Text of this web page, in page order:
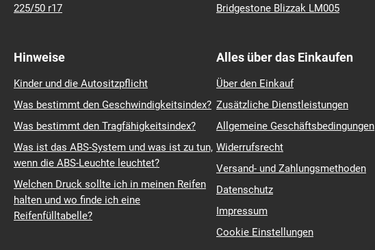
225/50 r17
Bridgestone Blizzak LM005
Hinweise
Kinder und die Autositzpflicht
Was bestimmt den Geschwindigkeitsindex?
Was bestimmt den Tragfähigkeitsindex?
Was ist das ABS-System und was ist zu tun,
wenn die ABS-Leuchte leuchtet?
Welchen Druck sollte ich in meinen Reifen
halten und wo finde ich eine
Reifenfülltabelle?
Alles über das Einkaufen
Über den Einkauf
Zusätzliche Dienstleistungen
Allgemeine Geschäftsbedingungen
Widerrufsrecht
Versand- und Zahlungsmethoden
Datenschutz
Impressum
Cookie Einstellungen